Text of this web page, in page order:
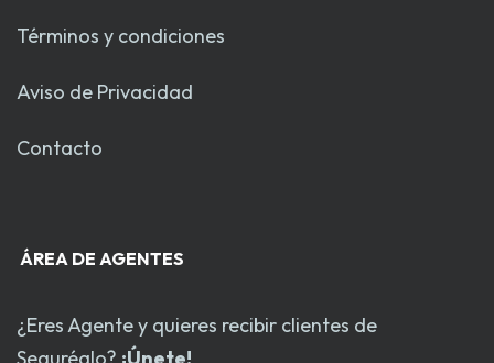
Términos y condiciones
Aviso de Privacidad
Contacto
ÁREA DE AGENTES
¿Eres Agente y quieres recibir clientes de
Seguréalo? ¡Únete!